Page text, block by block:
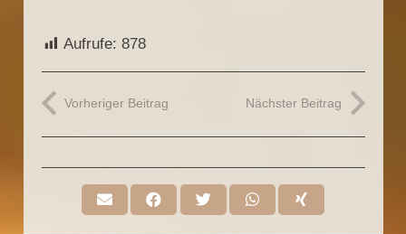
Aufrufe: 878
Vorheriger Beitrag Nächster Beitrag